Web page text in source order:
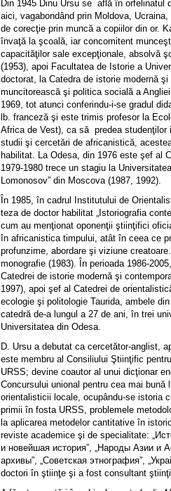
Din 1945 Dinu Ursu se află în orfelinatul
aici, vagabondând prin Moldova,
de corecţie prin muncă a copiilor din or.
învaţă la şcoală, iar concomitent
capacităţilor sale excepţionale, absolvă
(1953), apoi Facultatea de Istorie a
doctorat, la Catedra de istorie modernă
muncitorească şi politica socială a
1969, tot atunci conferindu-i-se gradul
lb. franceză şi este trimis profesor la
Africa de Vest), ca să predea studenţilor
studii şi cercetări de africanistică,
habilitat. La Odesa, din 1976 este şef al
1979-1980 trece un stagiu la
Lomonosov” din Moscova (1987, 1992).
În 1985, în cadrul Institutului de
teza de doctor habilitat „Istoriografia
cum au menţionat oponenţii ştiinţifici
în africanistica timpului, atât în ceea ce
profunzime, abordare şi viziune
monografie (1983). În perioada 1986-
Catedrei de istorie modernă şi
1997), apoi şef al Catedrei de
ecologie şi politologie Taurida, ambele
catedră de-a lungul a 27 de ani, în trei
Universitatea din Odesa.
D. Ursu a debutat ca cercetător-anglist,
este membru al Consiliului Ştiinţific
URSS; devine coautor al unui dicţionar
Concursului unional pentru cea mai
orientalisticii locale, ocupându-se istoria
primii în fosta URSS, problemele
la aplicarea metodelor cantitative în
reviste academice şi de specialitate:
и новейшая история”, „Народы Азии и
архивы”, „Советская этнография”,
doctori în ştiinţe şi a fost consultant